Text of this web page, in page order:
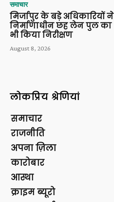
समाचार
मिर्जापुर के बड़े अधिकारियों ने
निर्माणाधीन छह लेन पुल का
भी किया निरीक्षण
August 8, 2026
लोकप्रिय श्रेणियां
समाचार
राजनीति
अपना ज़िला
कारोबार
आस्था
क्राइम ब्यूरो